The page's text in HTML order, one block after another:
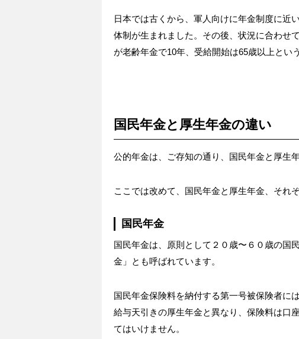
日本では古くから、軍人向けに年金制度に近
体制が生まれました。その後、状況に合わせ
が老齢年金で10年、受給開始は65歳以上とい
国民年金と厚生年金の違い
公的年金は、ご存知の通り、国民年金と厚生
ここでは改めて、国民年金と厚生年金、それ
国民年金
国民年金は、原則として２０歳〜６０歳の国
金」とも呼ばれています。
国民年金保険料を納付する第一号被保険者に
給与天引きの厚生年金と異なり、保険料は口
てはいけません。